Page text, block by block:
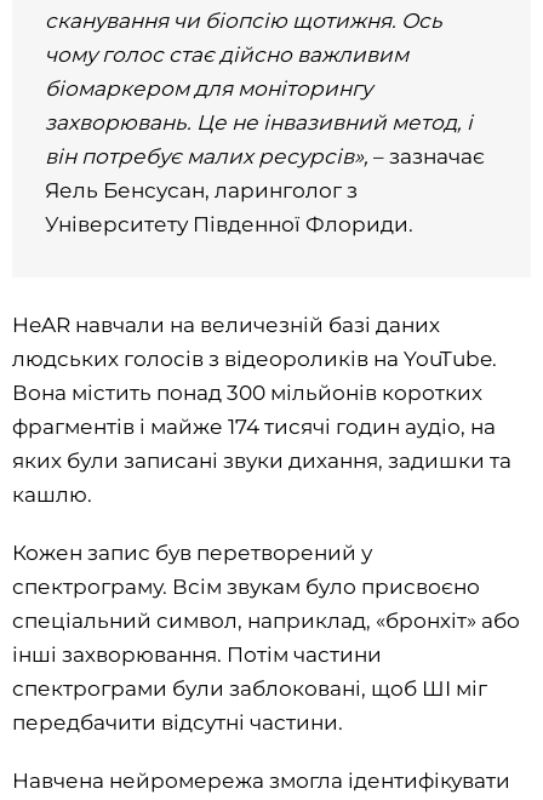
сканування чи біопсію щотижня. Ось
чому голос стає дійсно важливим
біомаркером для моніторингу
захворювань. Це не інвазивний метод, і
він потребує малих ресурсів», – зазначає
Яель Бенсусан, ларинголог з
Університету Південної Флориди.
HeAR навчали на величезній базі даних
людських голосів з відеороликів на YouTube.
Вона містить понад 300 мільйонів коротких
фрагментів і майже 174 тисячі годин аудіо, на
яких були записані звуки дихання, задишки та
кашлю.
Кожен запис був перетворений у
спектрограму. Всім звукам було присвоєно
спеціальний символ, наприклад, «бронхіт» або
інші захворювання. Потім частини
спектрограми були заблоковані, щоб ШІ міг
передбачити відсутні частини.
Навчена нейромережа змогла ідентифікувати